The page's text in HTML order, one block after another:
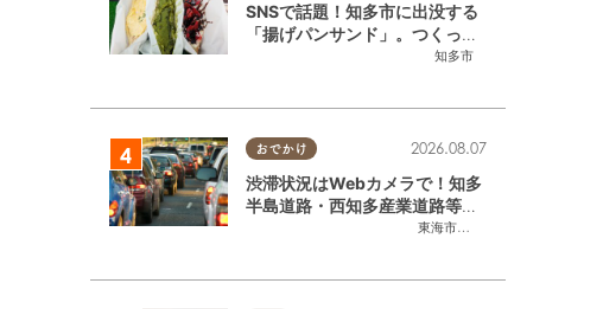
知多市
SNSで話題！知多市に出没する
「揚げパンサンド」。つくって
いるのはお祭りお兄さん!?【ち
おでかけ
東海市
,大府市
2026.08.07
渋滞状況はWebカメラで！知多
半島道路・西知多産業道路等の